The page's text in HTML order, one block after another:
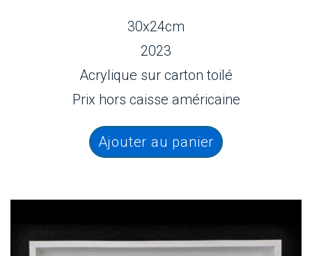
30x24cm
2023
Acrylique sur carton toilé
Prix hors caisse américaine
Ajouter au panier